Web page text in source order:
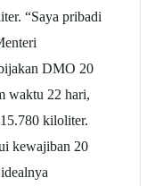
“Saya pribadi
DMO 20
waktu 22 hari,
kiloliter.
kewajiban 20